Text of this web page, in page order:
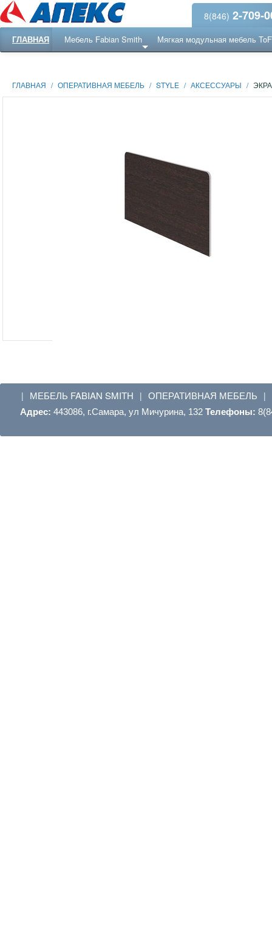
8(846) 2-709-
ГЛАВНАЯ Мебель Fabian Smith Мягкая модульная мебель
ГЛАВНАЯ / ОПЕРАТИВНАЯ МЕБЕЛЬ / STYLE / АКСЕССУАРЫ /
| МЕБЕЛЬ FABIAN SMITH | ОПЕРАТИВНАЯ МЕБЕЛЬ |
Адрес: 443086, г.Самара, ул Мичурина, 132 Телефоны: